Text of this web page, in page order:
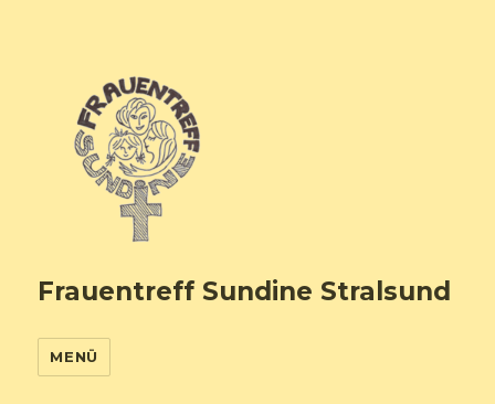
Frauentreff Sundine Stralsund
MENÜ